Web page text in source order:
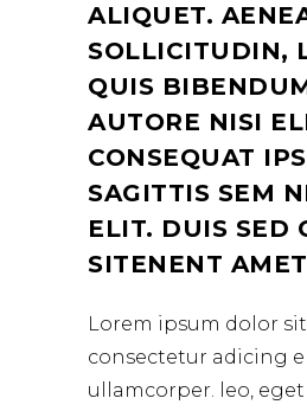
ALIQUET.
SOLLICITUDIN,
QUIS
AUTORE NISI
CONSEQUAT
SAGITTIS SEM
ELIT. DUIS SED
SITENENT
Lorem ipsum dolor
consectetur adicing
ullamcorper. leo,